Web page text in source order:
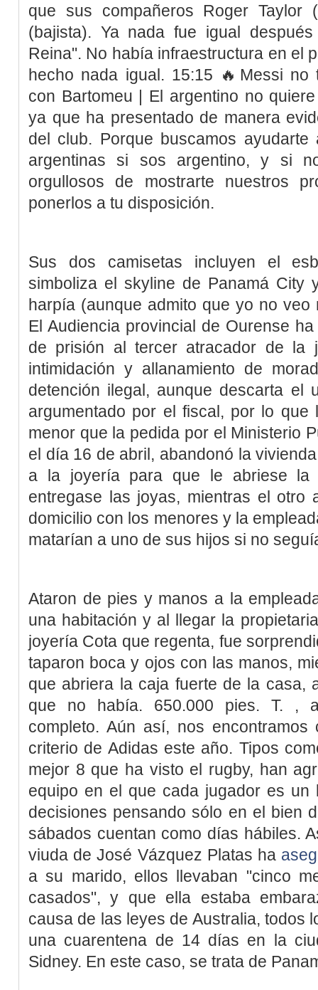
que sus compañeros Roger Taylor
(bajista). Ya nada fue igual
Reina". No había infraestructura en el
hecho nada igual. 15:15 🔥Messi no
con Bartomeu | El argentino no
ya que ha presentado de manera
del club. Porque buscamos
argentinas si sos argentino, y si
orgullosos de mostrarte nuestros
ponerlos a tu disposición.
Sus dos camisetas incluyen el
simboliza el skyline de Panamá City
harpía (aunque admito que yo no
El Audiencia provincial de Ourense
de prisión al tercer atracador de la
intimidación y allanamiento de
detención ilegal, aunque descarta el
argumentado por el fiscal, por lo
menor que la pedida por el Ministerio
el día 16 de abril, abandonó la
a la joyería para que le abriese
entregase las joyas, mientras el otro
domicilio con los menores y la
matarían a uno de sus hijos si no
Ataron de pies y manos a la
una habitación y al llegar la
joyería Cota que regenta, fue
taparon boca y ojos con las manos,
que abriera la caja fuerte de la casa,
que no había. 650.000 pies. T. ,
completo. Aún así, nos
criterio de Adidas este año. Tipos
mejor 8 que ha visto el rugby, han
equipo en el que cada jugador es
decisiones pensando sólo en el bien
sábados cuentan como días hábiles.
viuda de José Vázquez Platas ha
a su marido, ellos llevaban "cinco
casados", y que ella estaba
causa de las leyes de Australia, todos
una cuarentena de 14 días en la
Sidney. En este caso, se trata de